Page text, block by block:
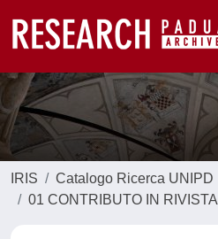
IRIS
Catalogo Ricerca UNIPD
01 CONTRIBUTO IN RIVISTA